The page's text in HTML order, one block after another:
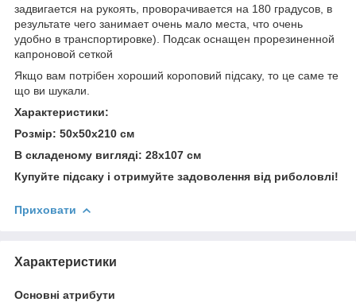
задвигается на рукоять, проворачивается на 180 градусов, в
результате чего занимает очень мало места, что очень
удобно в транспортировке). Подсак оснащен прорезиненной
капроновой сеткой
Якщо вам потрібен хороший короповий підсаку, то це саме те
що ви шукали.
Характеристики:
Розмір: 50х50х210 см
В складеному вигляді: 28x107 см
Купуйте підсаку і отримуйте задоволення від риболовлі!
Приховати
Характеристики
Основні атрибути